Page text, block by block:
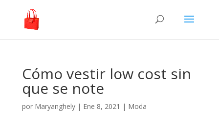
Cómo vestir low cost sin
que se note
por Maryanghely| Ene 8, 2021 | Moda